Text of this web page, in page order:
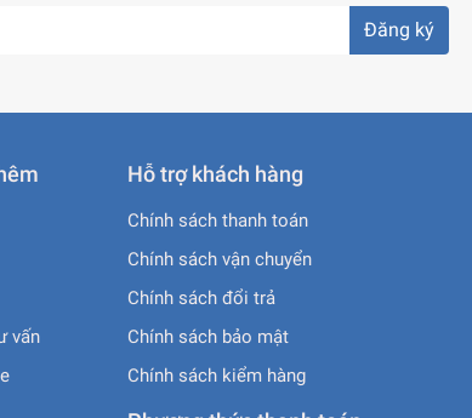
Đăng ký
vấn
Hỗ trợ khách hàng
Chính sách thanh toán
Chính sách vận chuyển
Chính sách đổi trả
Chính sách bảo mật
Chính sách kiểm hàng